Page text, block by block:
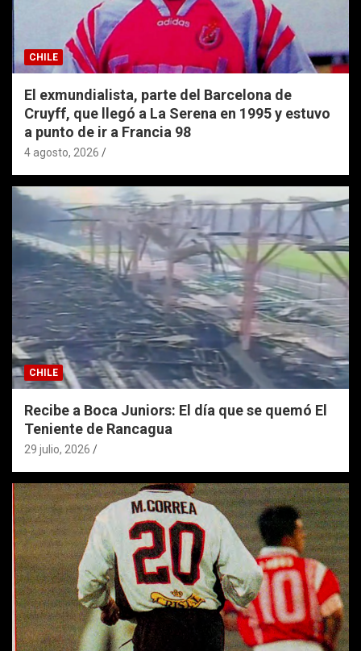
CHILE
El exmundialista, parte del Barcelona de
Cruyff, que llegó a La Serena en 1995 y estuvo
a punto de ir a Francia 98
4 agosto, 2026
CHILE
Recibe a Boca Juniors: El día que se quemó El
Teniente de Rancagua
29 julio, 2026